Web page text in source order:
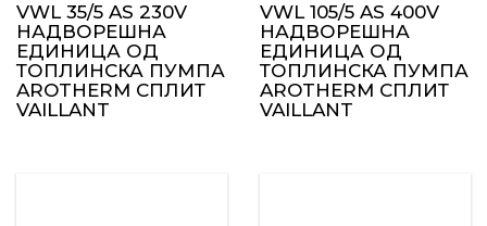
VWL 35/5 AS 230V
НАДВОРЕШНА
ЕДИНИЦА ОД
ТОПЛИНСКА ПУМПА
AROTHERM СПЛИТ
VAILLANT
VWL 105/5 AS 400V
НАДВОРЕШНА
ЕДИНИЦА ОД
ТОПЛИНСКА ПУМПА
AROTHERM СПЛИТ
VAILLANT